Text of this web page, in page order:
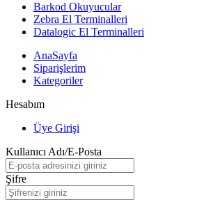
Barkod Okuyucular
Zebra El Terminalleri
Datalogic El Terminalleri
AnaSayfa
Siparişlerim
Kategoriler
Hesabım
Üye Girişi
Kullanıcı Adı/E-Posta
Şifre